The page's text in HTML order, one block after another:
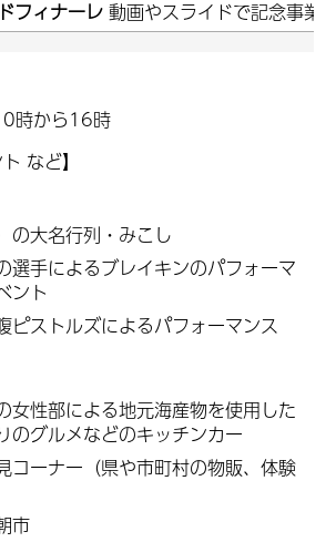
フィナーレ 動画やスライドで記念事業
時から16時
など】
の大名行列・みこし
選手によるブレイキンのパフォーマ
ント
ピストルズによるパフォーマンス
女性部による地元海産物を使用した
のグルメなどのキッチンカー
コーナー（県や市町村の物販、体験
市